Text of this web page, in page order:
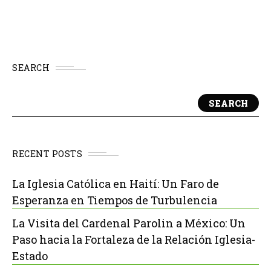
SEARCH
SEARCH
RECENT POSTS
La Iglesia Católica en Haití: Un Faro de
Esperanza en Tiempos de Turbulencia
La Visita del Cardenal Parolin a México: Un
Paso hacia la Fortaleza de la Relación Iglesia-
Estado